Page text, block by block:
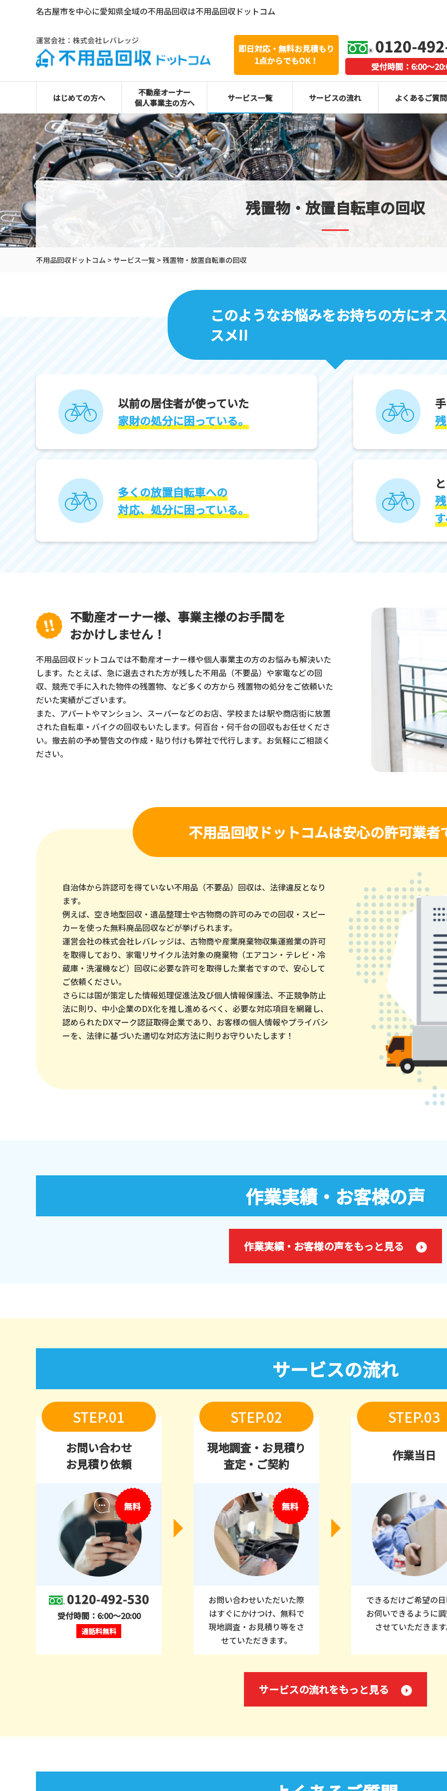
名古屋市を中心に愛知県全域の不用品回収は不用品回収ドットコム
はじめての方へ
不動産オーナー
個人事業主の方へ
サービス一覧 サービスの流れ よくあるご質問
即日対応・無料お見積もり
1点からでもOK！
0120-492-530
受付時間：6:00～
残置物・放置自転車の回収
不用品回収ドットコム > サービス一覧 > 残置物・放置自転車の回収
このようなお悩みをお持ちの方にオス
スメ!!
以前の居住者が使っていた
家財の処分に困っている。
多くの放置自転車への
対応、処分に困っている。
不動産オーナー様、事業主様のお手間を
おかけしません！
不用品回収ドットコムでは不動産オーナー様や個人事業主の方のお悩みも解決いた
します。たとえば、急に退去された方が残した不用品（不要品）や家電などの回
収、競売で手に入れた物件の残置物、など多くの方から 残置物の処分をご依頼いた
だいた実績がございます。
また、アパートやマンション、スーパーなどのお店、学校または駅や商店街に放置
された自転車・バイクの回収もいたします。何百台・何千台の回収もお任せくださ
い。撤去前の予め警告文の作成・貼り付けも弊社で代行します。お気軽にご相談く
ださい。
不用品回収ドットコムは安心の許可業者
自治体から許認可を得ていない不用品（不要品）回収は、法律違反となり
ます。
例えば、空き地型回収・遺品整理士や古物商の許可のみでの回収・スピー
カーを使った無料廃品回収などが挙げられます。
運営会社の株式会社レバレッジは、古物商や産業廃棄物収集運搬業の許可
を取得しており、家電リサイクル法対象の廃棄物（エアコン・テレビ・冷
蔵庫・洗濯機など）回収に必要な許可を取得した業者ですので、安心して
ご依頼ください。
さらには国が策定した情報処理促進法及び個人情報保護法、不正競争防止
法に則り、中小企業のDX化を推し進めるべく、必要な対応項目を網羅し、
認められたDXマーク認証取得企業であり、お客様の個人情報やプライバシ
ーを、法律に基づいた適切な対応方法に則りお守りいたします！
作業実績・お客様の声
作業実績・お客様の声をもっと見る
サービスの流れ
STEP.01
お問い合わせ
お見積り依頼
受付時間：6:00～20:00
通話料無料
STEP.02
現地調査・お見積り
査定・ご契約
お問い合わせいただいた際
はすぐにかけつけ、無料で
現地調査・お見積り等をさ
せていただきます。
STEP.03
作業当日
できるだけご希望の
お伺いできるように
させていただきま
サービスの流れをもっと見る